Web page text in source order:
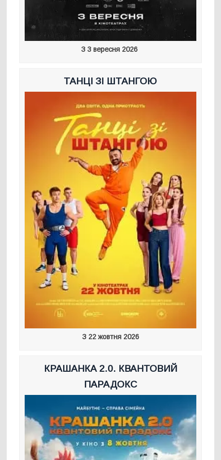
З 3 вересня 2026
ТАНЦІ ЗІ ШТАНГОЮ
З 22 жовтня 2026
КРАШАНКА 2.0. КВАНТОВИЙ
ПАРАДОКС